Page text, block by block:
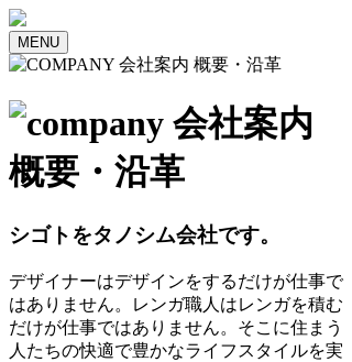
MENU
シゴトをタノシム会社です。
デザイナーはデザインをするだけが仕事で
はありません。レンガ職人はレンガを積む
だけが仕事ではありません。そこに住まう
人たちの快適で豊かなライフスタイルを実